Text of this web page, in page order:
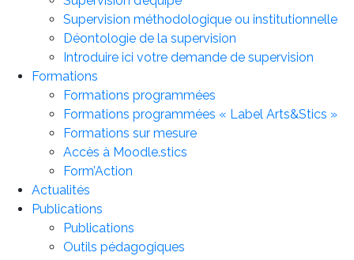
Supervision méthodologique ou institutionnelle
Déontologie de la supervision
Introduire ici votre demande de supervision
Formations
Formations programmées
Formations programmées « Label Arts&Stics »
Formations sur mesure
Accès à Moodle.stics
Form’Action
Actualités
Publications
Publications
Outils pédagogiques